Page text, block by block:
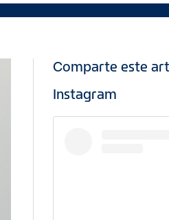
Comparte este
Instagram